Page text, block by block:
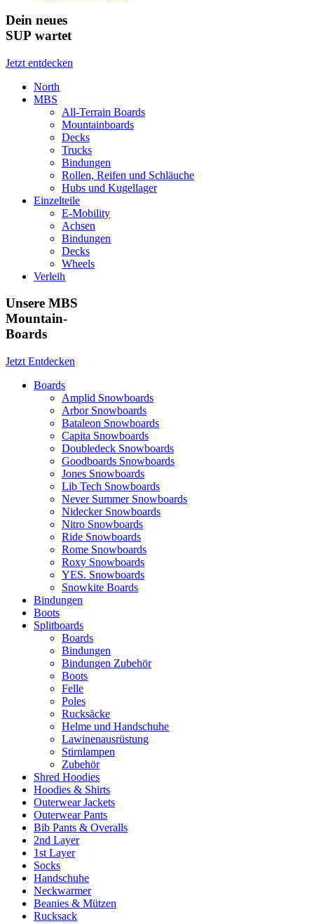
Dein neues
SUP wartet
Jetzt entdecken
North
MBS
All-Terrain Boards
Mountainboards
Decks
Trucks
Bindungen
Rollen, Reifen und Schläuche
Hubs und Kugellager
Einzelteile
E-Mobility
Achsen
Bindungen
Decks
Wheels
Verleih
Unsere MBS
Mountain-
Boards
Jetzt Entdecken
Boards
Amplid Snowboards
Arbor Snowboards
Bataleon Snowboards
Capita Snowboards
Doubledeck Snowboards
Goodboards Snowboards
Jones Snowboards
Lib Tech Snowboards
Never Summer Snowboards
Nidecker Snowboards
Nitro Snowboards
Ride Snowboards
Rome Snowboards
Roxy Snowboards
YES. Snowboards
Snowkite Boards
Bindungen
Boots
Splitboards
Boards
Bindungen
Bindungen Zubehör
Boots
Felle
Poles
Rucksäcke
Helme und Handschuhe
Lawinenausrüstung
Stirnlampen
Zubehör
Shred Hoodies
Hoodies & Shirts
Outerwear Jackets
Outerwear Pants
Bib Pants & Overalls
2nd Layer
1st Layer
Socks
Handschuhe
Neckwarmer
Beanies & Mützen
Rucksack